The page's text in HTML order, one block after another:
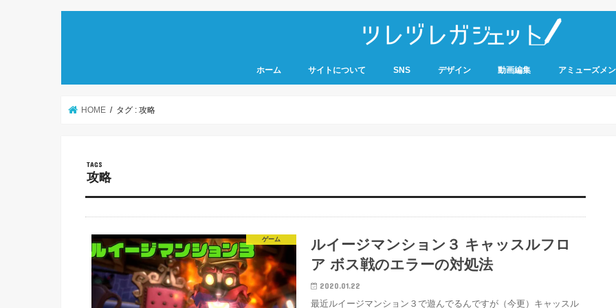
ホーム サイトについて SNS デザイン 動画編集 アミューズメ
HOME タグ : 攻略
攻略
ゲーム
ルイージマンション３ キャッスルフロ
ア ボス戦のエラーの対処法
2020.01.22
最近ルイージマンション３で遊んでるんですが（今更）キャッスル